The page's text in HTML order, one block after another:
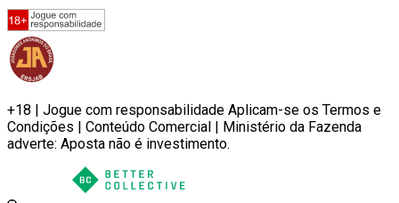
+18 | Jogue com responsabilidade Aplicam-se os Termos e
Condições | Conteúdo Comercial | Ministério da Fazenda
adverte: Aposta não é investimento.